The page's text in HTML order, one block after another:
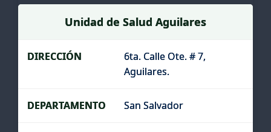
Unidad de Salud Aguilares
6ta. Calle Ote. # 7,
Aguilares.
San Salvador